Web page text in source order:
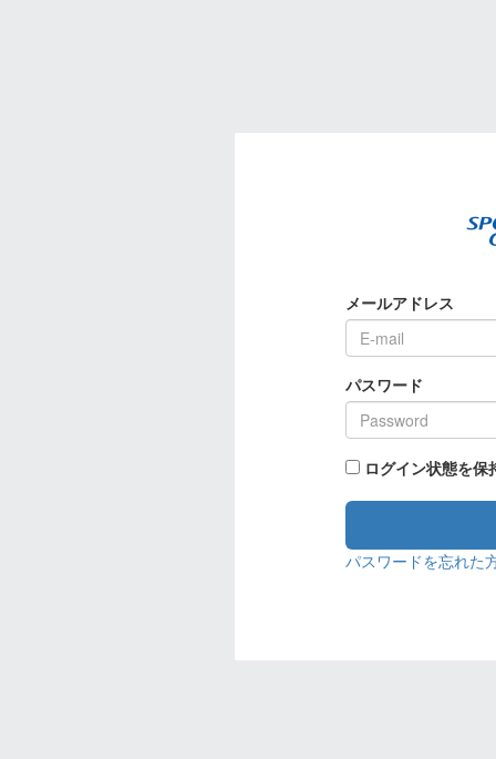
メールアドレス
パスワード
ログイン状態を保
パスワードを忘れた